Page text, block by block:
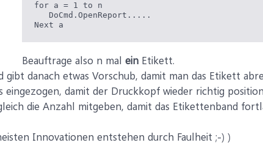
for a = 1 to n
   DoCmd.OpenReport.....
Next a
Beauftrage also n mal ein Etikett.
danach etwas Vorschub, damit man das Etikett
eingezogen, damit der Druckkopf wieder richtig
die Anzahl mitgeben, damit das Etikettenband
Innovationen entstehen durch Faulheit ;-) )